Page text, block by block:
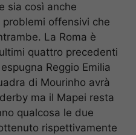
sia così anche
offensivi che
La Roma è
quattro precedenti
Reggio Emilia
di Mourinho avrà
ma il Mapei resta
qualcosa le due
rispettivamente